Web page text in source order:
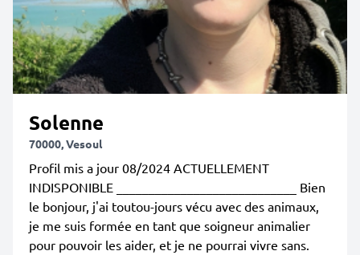
Solenne
70000, Vesoul
Profil mis a jour 08/2024 ACTUELLEMENT
INDISPONIBLE ____________________________ Bien
le bonjour, j'ai toutou-jours vécu avec des animaux,
je me suis formée en tant que soigneur animalier
pour pouvoir les aider, et je ne pourrai vivre sans.